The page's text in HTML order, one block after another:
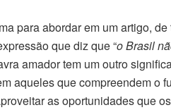
para abordar em um artigo,
que diz que “o Brasil
amador tem um outro
aqueles que compreendem o
as oportunidades que